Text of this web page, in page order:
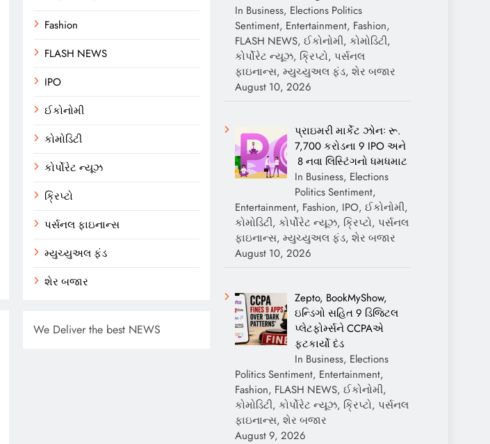
Fashion
FLASH NEWS
IPO
ઈકોનોમી
કોમોડિટી
કોર્પોરેટ ન્યૂઝ
ક્રિપ્ટો
પર્સનલ ફાઇનાન્સ
મ્યુચ્યુઅલ ફંડ
શેર બજાર
We Deliver the best NEWS
In Business, Elections Politics
Sentiment, Entertainment, Fashion,
FLASH NEWS, ઈકોનોમી, કોમોડિટી,
કોર્પોરેટ ન્યૂઝ, ક્રિપ્ટો, પર્સનલ
ફાઇનાન્સ, મ્યુચ્યુઅલ ફંડ, શેર બજાર
August 10, 2026
પ્રાઇમરી માર્કેટ ઝોનઃ રૂ.
7,700 કરોડના 9 IPO અને
8 નવા લિસ્ટિંગનો ધમધમાટ
In Business, Elections
Politics Sentiment,
Entertainment, Fashion, IPO, ઈકોનોમી,
કોમોડિટી, કોર્પોરેટ ન્યૂઝ, ક્રિપ્ટો, પર્સનલ
ફાઇનાન્સ, મ્યુચ્યુઅલ ફંડ, શેર બજાર
August 10, 2026
Zepto, BookMyShow,
ઇન્ડિગો સહિત 9 ડિજિટલ
પ્લેટફોર્મ્સને CCPAએ
ફટકાર્યો દંડ
In Business, Elections
Politics Sentiment, Entertainment,
Fashion, FLASH NEWS, ઈકોનોમી,
કોમોડિટી, કોર્પોરેટ ન્યૂઝ, ક્રિપ્ટો, પર્સનલ
ફાઇનાન્સ, શેર બજાર
August 9, 2026